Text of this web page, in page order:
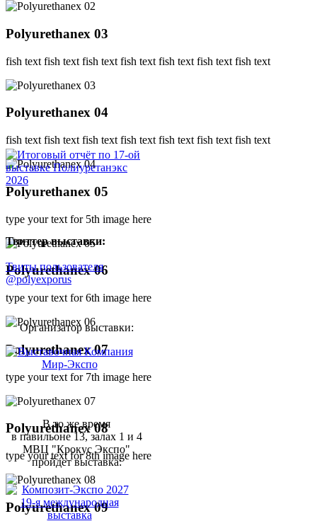
Polyurethanex 03
fish text fish text fish text fish text fish text fish text fish text
Polyurethanex 04
fish text fish text fish text fish text fish text fish text fish text
Polyurethanex 05
type your text for 5th image here
Polyurethanex 06
type your text for 6th image here
Polyurethanex 07
type your text for 7th image here
Polyurethanex 08
type your text for 8th image here
Polyurethanex 09
Твиттер выставки:
Твиты пользователя
@polyexporus
Организатор выставки:
В то же время
в павильоне 13, залах 1 и 4
МВЦ "Крокус Экспо"
пройдет выставка: